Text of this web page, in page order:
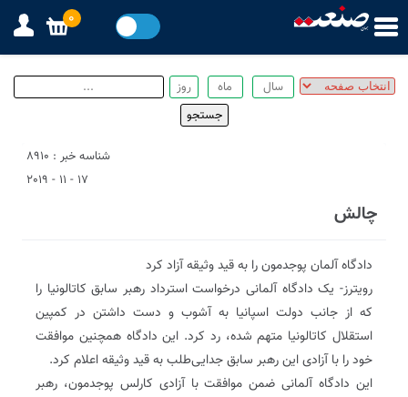
شناسه خبر : 8910
17 - 11 - 2019
چالش
دادگاه آلمان پوجدمون را به قید وثیقه آزاد کرد
رویترز- یک دادگاه آلمانی درخواست استرداد رهبر سابق کاتالونیا را
که از جانب دولت اسپانیا به آشوب و دست داشتن در کمپین
استقلال کاتالونیا متهم شده، رد کرد. این دادگاه همچنین موافقت
خود را با آزادی این رهبر سابق جدایی‌طلب به قید وثیقه اعلام کرد.
این دادگاه آلمانی ضمن موافقت با آزادی کارلس پوجدمون، رهبر
0